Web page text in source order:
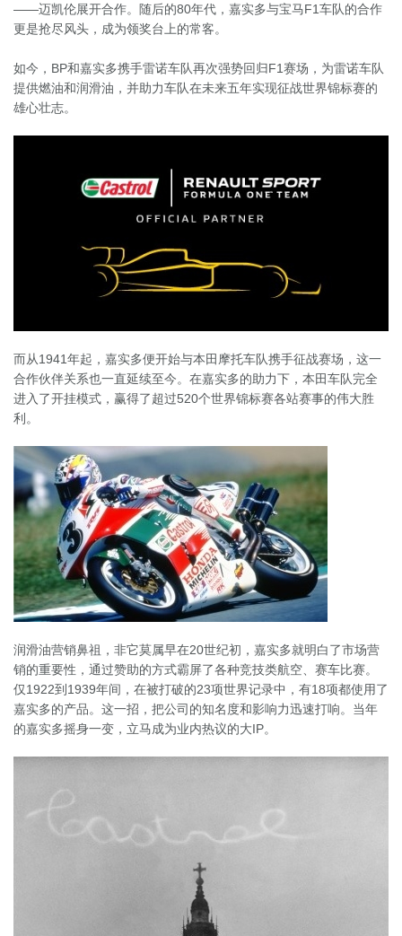
——迈凯伦展开合作。随后的80年代，嘉实多与宝马F1车队的合作
更是抢尽风头，成为领奖台上的常客。
如今，BP和嘉实多携手雷诺车队再次强势回归F1赛场，为雷诺车队
提供燃油和润滑油，并助力车队在未来五年实现征战世界锦标赛的
雄心壮志。
而从1941年起，嘉实多便开始与本田摩托车队携手征战赛场，这一
合作伙伴关系也一直延续至今。在嘉实多的助力下，本田车队完全
进入了开挂模式，赢得了超过520个世界锦标赛各站赛事的伟大胜
利。
润滑油营销鼻祖，非它莫属早在20世纪初，嘉实多就明白了市场营
销的重要性，通过赞助的方式霸屏了各种竞技类航空、赛车比赛。
仅1922到1939年间，在被打破的23项世界记录中，有18项都使用了
嘉实多的产品。这一招，把公司的知名度和影响力迅速打响。当年
的嘉实多摇身一变，立马成为业内热议的大IP。